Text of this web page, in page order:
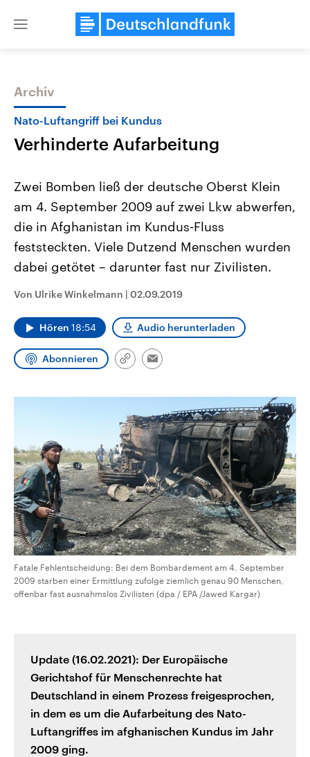
Close
Themen
Landtagswahl Sachsen-Anhalt
2026
Alle Informationen
Sachsen-Anhalt wählt am 6.
Landtag. Seit 2021 wird das
CDU, SPD und FDP regiert.-
Umfragen, Prognosen,
Wahlprogramme, aktuelle Berichte
und Hintergründe zu den Parteien
und Kandidaten der anstehenden
USA
Aktuelle Beiträge,
Hintergründe
Wirtschaftlich und
aktuelle Weltgeschehen.
Sendungen Programm
Archiv
Nato-Luftangriff bei Kundus
Verhinderte Aufarbeitung
Zwei Bomben ließ der deutsche Oberst Klein
am 4. September 2009 auf zwei Lkw abwerfen,
die in Afghanistan im Kundus-Fluss
feststeckten. Viele Dutzend Menschen wurden
dabei getötet – darunter fast nur Zivilisten.
Von Ulrike Winkelmann | 02.09.2019
Hören 18:54 Audio herunterladen
Abonnieren
Link
Email
Fatale Fehlentscheidung: Bei dem Bombardement am 4. September
2009 starben einer Ermittlung zufolge ziemlich genau 90 Menschen,
offenbar fast ausnahmslos Zivilisten (dpa / EPA /Jawed Kargar)
Update (16.02.2021): Der Europäische
Gerichtshof für Menschenrechte hat
Deutschland in einem Prozess freigesprochen,
in dem es um die Aufarbeitung des Nato-
Luftangriffes im afghanischen Kundus im Jahr
2009 ging.